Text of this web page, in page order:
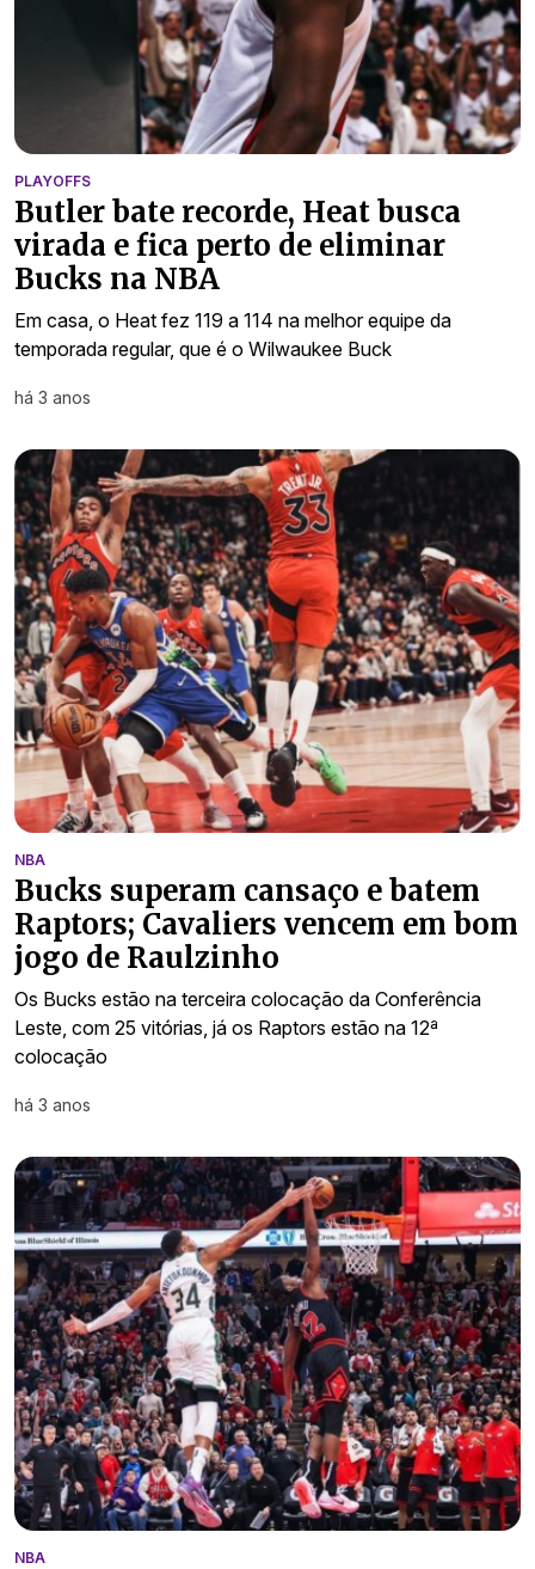
PLAYOFFS
Butler bate recorde, Heat busca
virada e fica perto de eliminar
Bucks na NBA
Em casa, o Heat fez 119 a 114 na melhor equipe da
temporada regular, que é o Wilwaukee Buck
há 3 anos
NBA
Bucks superam cansaço e batem
Raptors; Cavaliers vencem em bom
jogo de Raulzinho
Os Bucks estão na terceira colocação da Conferência
Leste, com 25 vitórias, já os Raptors estão na 12ª
colocação
há 3 anos
NBA